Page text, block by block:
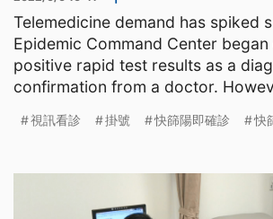
Telemedicine demand has spiked
Epidemic Command Center
positive rapid test results as a
confirmation from a doctor.
視訊看診 掛號 快篩陽即確診 快